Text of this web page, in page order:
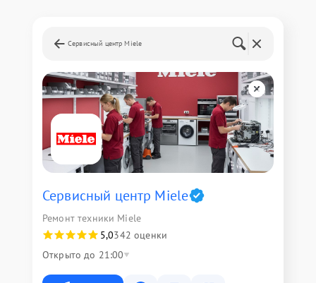
Сервисный центр Miele
Сервисный центр Miele
Ремонт техники Miele
5,0342 оценки
Открыто до 21:00